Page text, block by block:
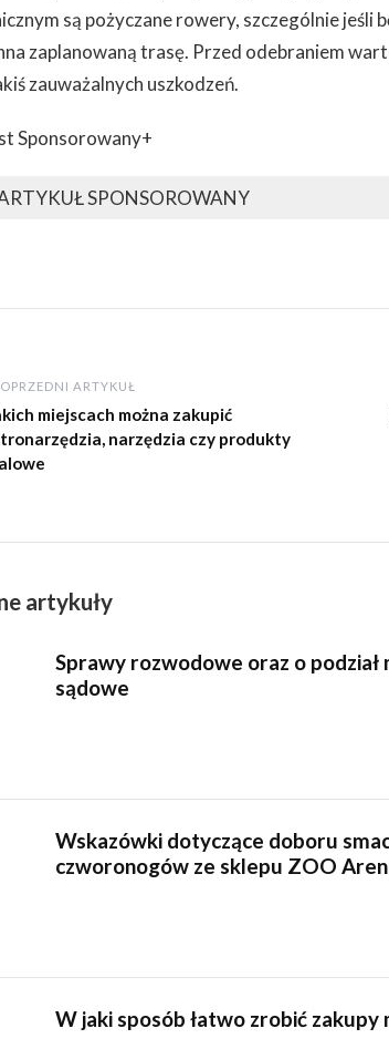
są pożyczane rowery, szczególnie
zaplanowaną trasę. Przed odebraniem
zauważalnych uszkodzeń.
Sponsorowany+
SPONSOROWANY
ARTYKUŁ
miejscach można zakupić
narzędzia czy produkty
artykuły
Sprawy rozwodowe oraz o podział
sądowe
Wskazówki dotyczące doboru
czworonogów ze sklepu ZOO
W jaki sposób łatwo zrobić zakupy